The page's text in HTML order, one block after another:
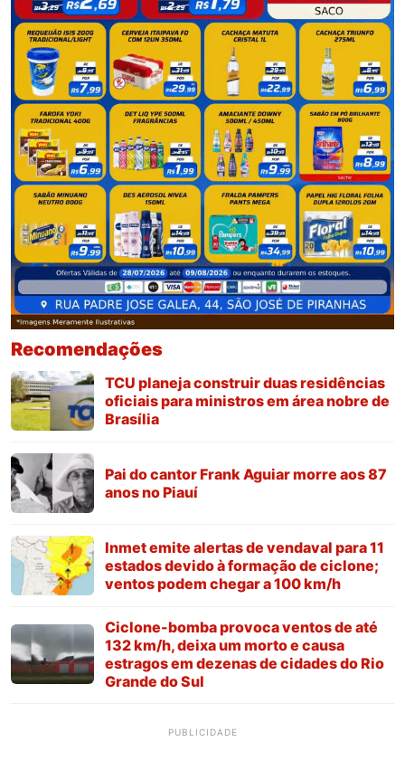
Recomendações
TCU planeja construir duas residências
oficiais para ministros em área nobre de
Brasília
Pai do cantor Frank Aguiar morre aos 87
anos no Piauí
Inmet emite alertas de vendaval para 11
estados devido à formação de ciclone;
ventos podem chegar a 100 km/h
Ciclone-bomba provoca ventos de até
132 km/h, deixa um morto e causa
estragos em dezenas de cidades do Rio
Grande do Sul
PUBLICIDADE